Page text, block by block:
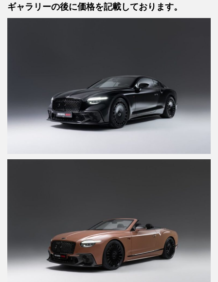
ギャラリーの後に価格を記載しております。